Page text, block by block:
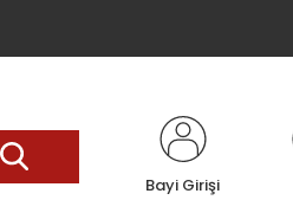
Bayi Girişi